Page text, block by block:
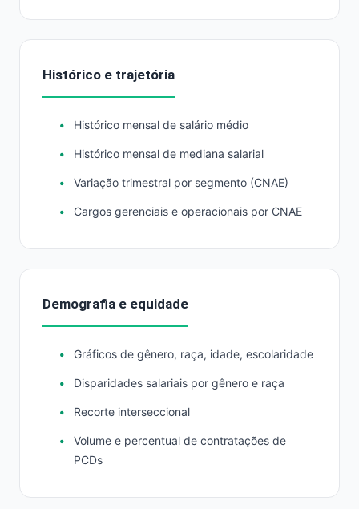
Histórico e trajetória
Histórico mensal de salário médio
Histórico mensal de mediana salarial
Variação trimestral por segmento (CNAE)
Cargos gerenciais e operacionais por CNAE
Demografia e equidade
Gráficos de gênero, raça, idade, escolaridade
Disparidades salariais por gênero e raça
Recorte interseccional
Volume e percentual de contratações de
PCDs